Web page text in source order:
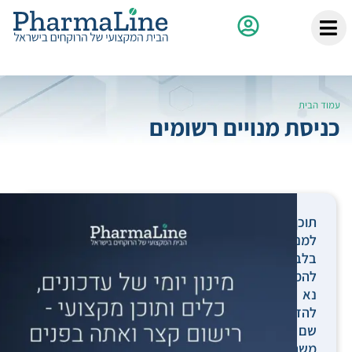
עמוד הבית
כניסת מנויים רשומים
תוכן
למנויים
בלבד.
להמשך,
נא
להזין
שם